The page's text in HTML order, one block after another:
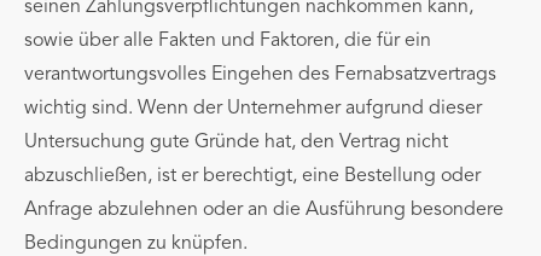
seinen Zahlungsverpflichtungen nachkommen kann,
sowie über alle Fakten und Faktoren, die für ein
verantwortungsvolles Eingehen des Fernabsatzvertrags
wichtig sind. Wenn der Unternehmer aufgrund dieser
Untersuchung gute Gründe hat, den Vertrag nicht
abzuschließen, ist er berechtigt, eine Bestellung oder
Anfrage abzulehnen oder an die Ausführung besondere
Bedingungen zu knüpfen.